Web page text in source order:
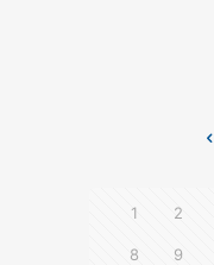
1 2
8 9